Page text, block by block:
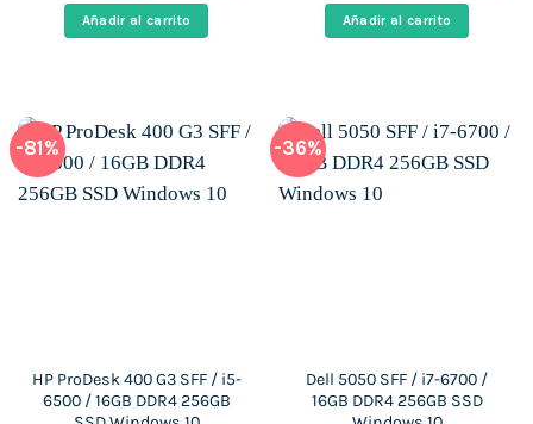
original
era:
actual
es:
Añadir al carrito
original
era:
actual
es:
Añadir al carrito
-81%
HP ProDesk 400 G3 SFF / i5-
6500 / 16GB DDR4 256GB
-36%
Dell 5050 SFF / i7-6700 /
16GB DDR4 256GB SSD